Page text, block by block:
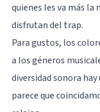
quienes les va más la
disfrutan del trap.
Para gustos, los
a los géneros
diversidad sonora
parece que